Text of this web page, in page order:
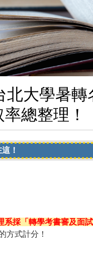
大學暑
總整理！
採「轉學考書審及面試
方式計分！